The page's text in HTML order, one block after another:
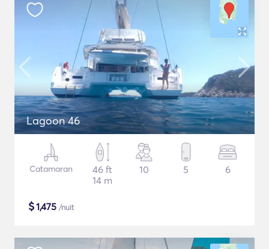
Lagoon 46
Catamaran
46 ft
14 m
10 5 6
$1,475 /nuit